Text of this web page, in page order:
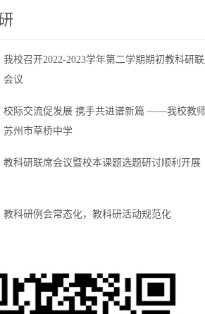
我校召开2022-2023学年第二学期期初教科研
会议
校际交流促发展 携手共进谱新篇 ——我校教
苏州市草桥中学
教科研联席会议暨校本课题选题研讨顺利开展
教科研例会常态化，教科研活动规范化